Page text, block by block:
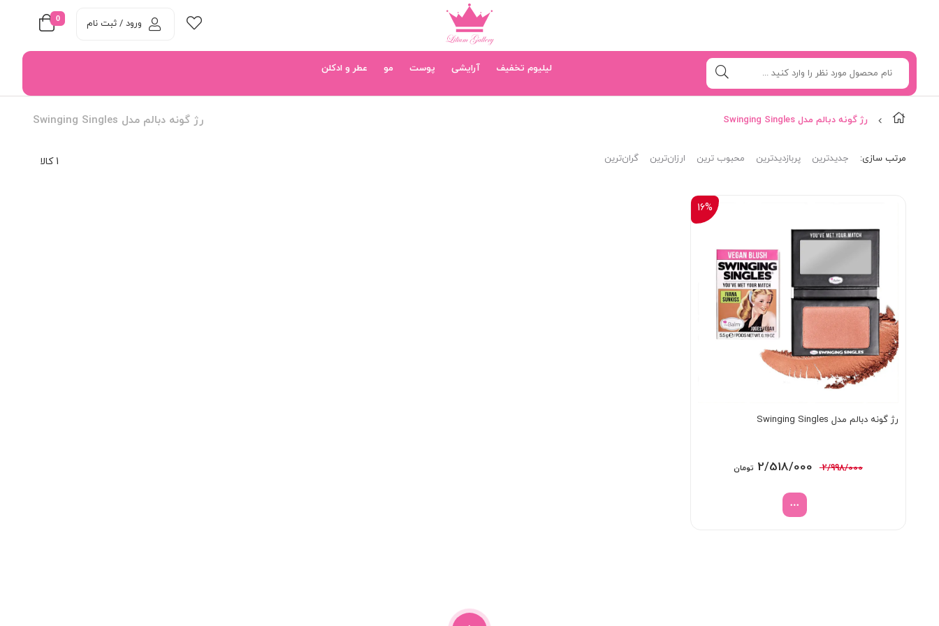
0 ورود / ثبت نام
لیلیوم تخفیف آرایشی پوست مو عطر و ادکلن
رژ گونه دبالم مدل Swinging Singles رژ گونه دبالم مدل Swinging Singles
1 کالا مرتب‌ سازی: جدیدترین پربازدیدترین محبوب ترین ارزان‌ترین گران‌ترین
16%
رژ گونه دبالم مدل Swinging Singles
2/998/000
قیمت
بود.
2/518/000 تومانقیمت